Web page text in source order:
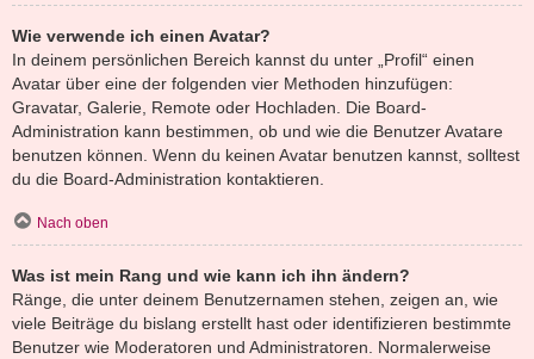
Wie verwende ich einen Avatar?
In deinem persönlichen Bereich kannst du unter „Profil“ einen
Avatar über eine der folgenden vier Methoden hinzufügen:
Gravatar, Galerie, Remote oder Hochladen. Die Board-
Administration kann bestimmen, ob und wie die Benutzer Avatare
benutzen können. Wenn du keinen Avatar benutzen kannst, solltest
du die Board-Administration kontaktieren.
Nach oben
Was ist mein Rang und wie kann ich ihn ändern?
Ränge, die unter deinem Benutzernamen stehen, zeigen an, wie
viele Beiträge du bislang erstellt hast oder identifizieren bestimmte
Benutzer wie Moderatoren und Administratoren. Normalerweise